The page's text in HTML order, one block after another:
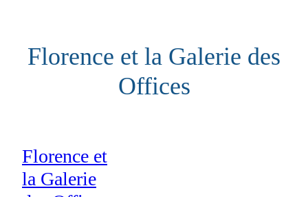
contenuFlorence et la Galerie des
Offices
Florence et
la Galerie